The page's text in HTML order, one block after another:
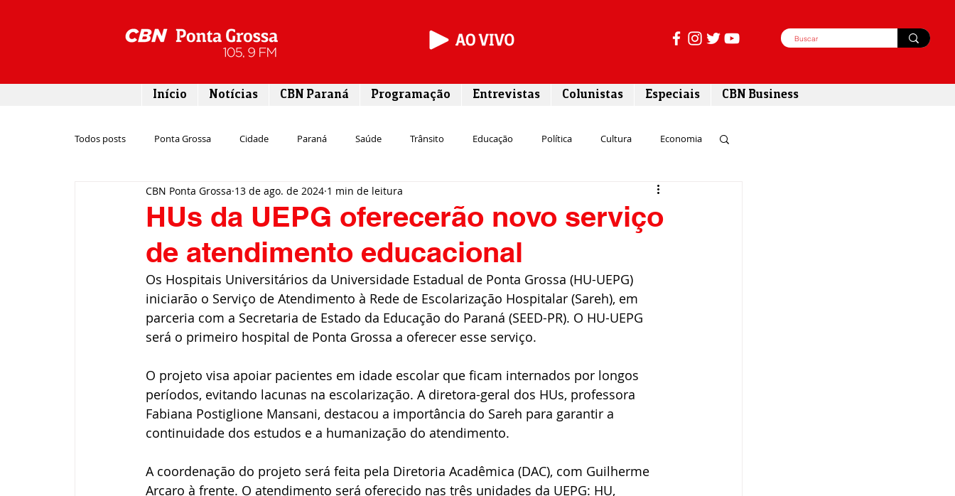
Início Notícias CBN Paraná Programação Entrevistas Colunistas Especiais CBN Business
Todos posts Ponta Grossa Cidade Paraná Saúde Trânsito Educação Política Cultura Economia
Emprego Campos Gerais Segurança Entrevista
Rodovias Agronegócio Meio ambiente Comunicação Empreendedorismo
Assistência Social
HUs da UEPG oferecerão novo serviço
de atendimento educacional
CBN Ponta Grossa 13 de ago. de 2024 1 min de leitura
Os Hospitais Universitários da Universidade Estadual de Ponta Grossa (HU-UEPG)
iniciarão o Serviço de Atendimento à Rede de Escolarização Hospitalar (Sareh), em
parceria com a Secretaria de Estado da Educação do Paraná (SEED-PR). O HU-UEPG
será o primeiro hospital de Ponta Grossa a oferecer esse serviço.
O projeto visa apoiar pacientes em idade escolar que ficam internados por longos
períodos, evitando lacunas na escolarização. A diretora-geral dos HUs, professora
Fabiana Postiglione Mansani, destacou a importância do Sareh para garantir a
continuidade dos estudos e a humanização do atendimento.
A coordenação do projeto será feita pela Diretoria Acadêmica (DAC), com Guilherme
Arcaro à frente. O atendimento será oferecido nas três unidades da UEPG: HU,